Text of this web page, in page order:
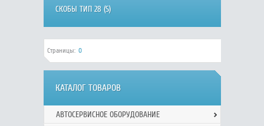
СКОБЫ ТИП 28 (S)
Страницы: 0
КАТАЛОГ ТОВАРОВ
АВТОСЕРВИСНОЕ ОБОРУДОВАНИЕ